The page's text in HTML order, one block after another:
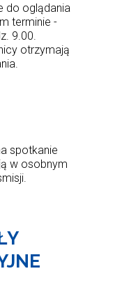
do oglądania
terminie -
9.00.
otrzymają
spotkanie
w osobnym